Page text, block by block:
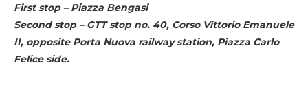
First stop – Piazza Bengasi
Second stop – GTT stop no. 40, Corso Vittorio Emanuele
II, opposite Porta Nuova railway station, Piazza Carlo
Felice side.